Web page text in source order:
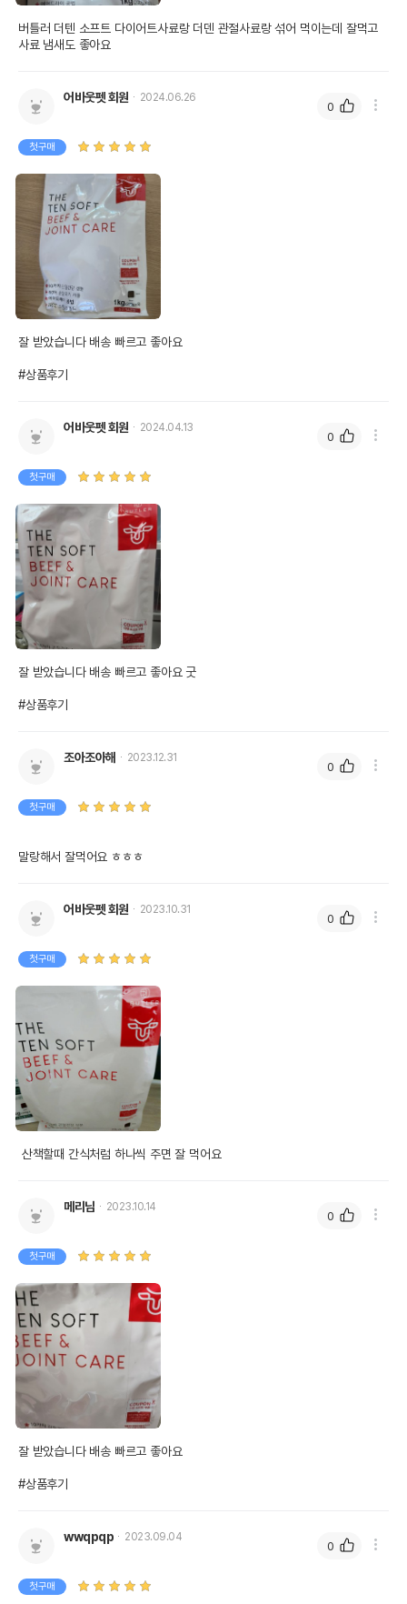
버틀러 더텐 소프트 다이어트사료랑 더덴 관절사료랑 섞어 먹이는데 잘먹고
사료 냄새도 좋아요
어바웃펫 회원 2024.06.26
첫구매
잘 받았습니다 배송 빠르고 좋아요
#상품후기
0
어바웃펫 회원 2024.04.13
첫구매
잘 받았습니다 배송 빠르고 좋아요 굿
#상품후기
0
조아조아해 2023.12.31
첫구매
말랑해서 잘먹어요 ㅎㅎㅎ
0
어바웃펫 회원 2023.10.31
첫구매
산책할때 간식처럼 하나씩 주면 잘 먹어요
0
메리님 2023.10.14
첫구매
잘 받았습니다 배송 빠르고 좋아요
#상품후기
0
wwqpqp 2023.09.04
첫구매
0